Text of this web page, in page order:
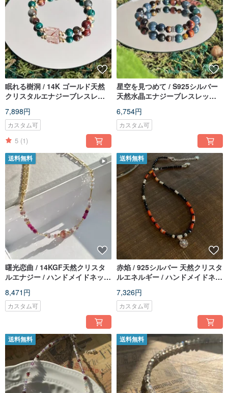
眠れる樹洞 / 14K ゴールド天然
クリスタルエナジーブレスレッ
7,898円
カスタム可
5 (1)
星空を見つめて / S925シルバー
天然水晶エナジーブレスレット /
6,754円
カスタム可
送料無料
曙光恋曲 / 14KGF天然クリスタ
ルエナジー / ハンドメイドネック
8,471円
カスタム可
送料無料
赤焰 / 925シルバー 天然クリスタ
ルエネルギー / ハンドメイドネッ
7,326円
カスタム可
送料無料 送料無料